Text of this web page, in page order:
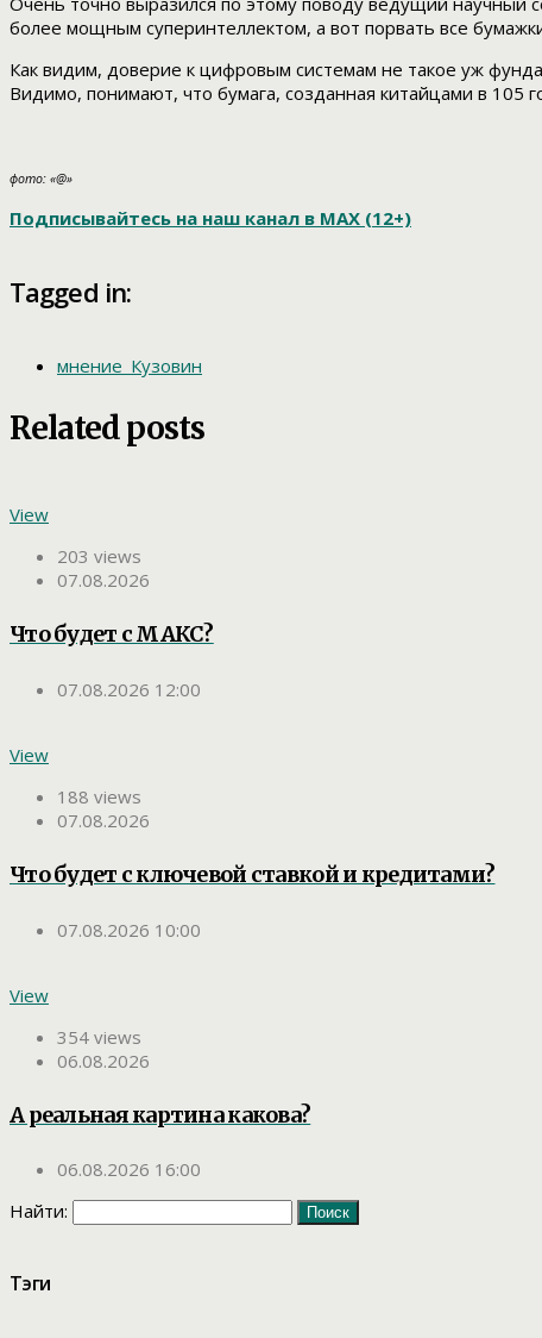
более мощным суперинтеллектом, а вот порвать все
Как видим, доверие к цифровым системам не такое уж
Видимо, понимают, что бумага, созданная китайцами в
фото: «@»
Подписывайтесь на наш канал в МАХ (12+)
Tagged in:
мнение_Кузовин
Related posts
View
203 views
07.08.2026
Что будет с МАКС?
07.08.2026 12:00
View
188 views
07.08.2026
Что будет с ключевой ставкой и кредитами?
07.08.2026 10:00
View
354 views
06.08.2026
А реальная картина какова?
06.08.2026 16:00
Найти:
Тэги